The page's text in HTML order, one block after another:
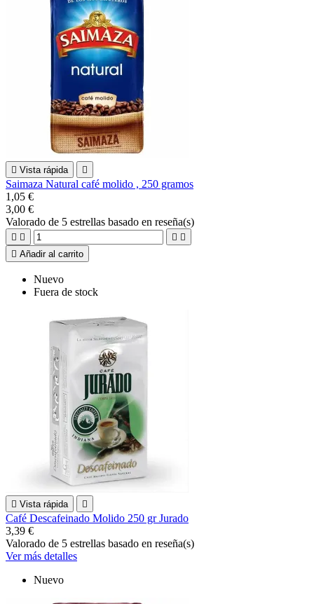
 Vista rápida 
Saimaza Natural café molido , 250 gramos
1,05 €
3,00 €
Valorado de 5 estrellas basado en reseña(s)
   
 Añadir al carrito
Nuevo
Fuera de stock
 Vista rápida 
Café Descafeinado Molido 250 gr Jurado
3,39 €
Valorado de 5 estrellas basado en reseña(s)
Ver más detalles
Nuevo